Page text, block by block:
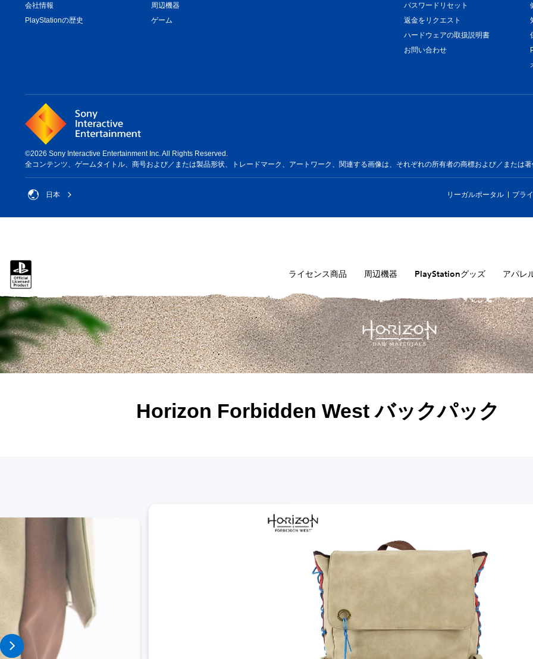
会社情報
PlayStationの歴史
周辺機器
ゲーム
パスワードリセット
返金をリクエスト
ハードウェアの取扱説明書
お問い合わせ
©2026 Sony Interactive Entertainment Inc. All Rights Reserved.
全コンテンツ、ゲームタイトル、商号および／または製品形状、トレードマーク、アートワーク、関連する画像は、それぞれの所有者の商標および／または
日本 リーガルポータル プラ
ライセンス商品 周辺機器 PlayStationグッズ アパレ
Horizon Forbidden West バックパック